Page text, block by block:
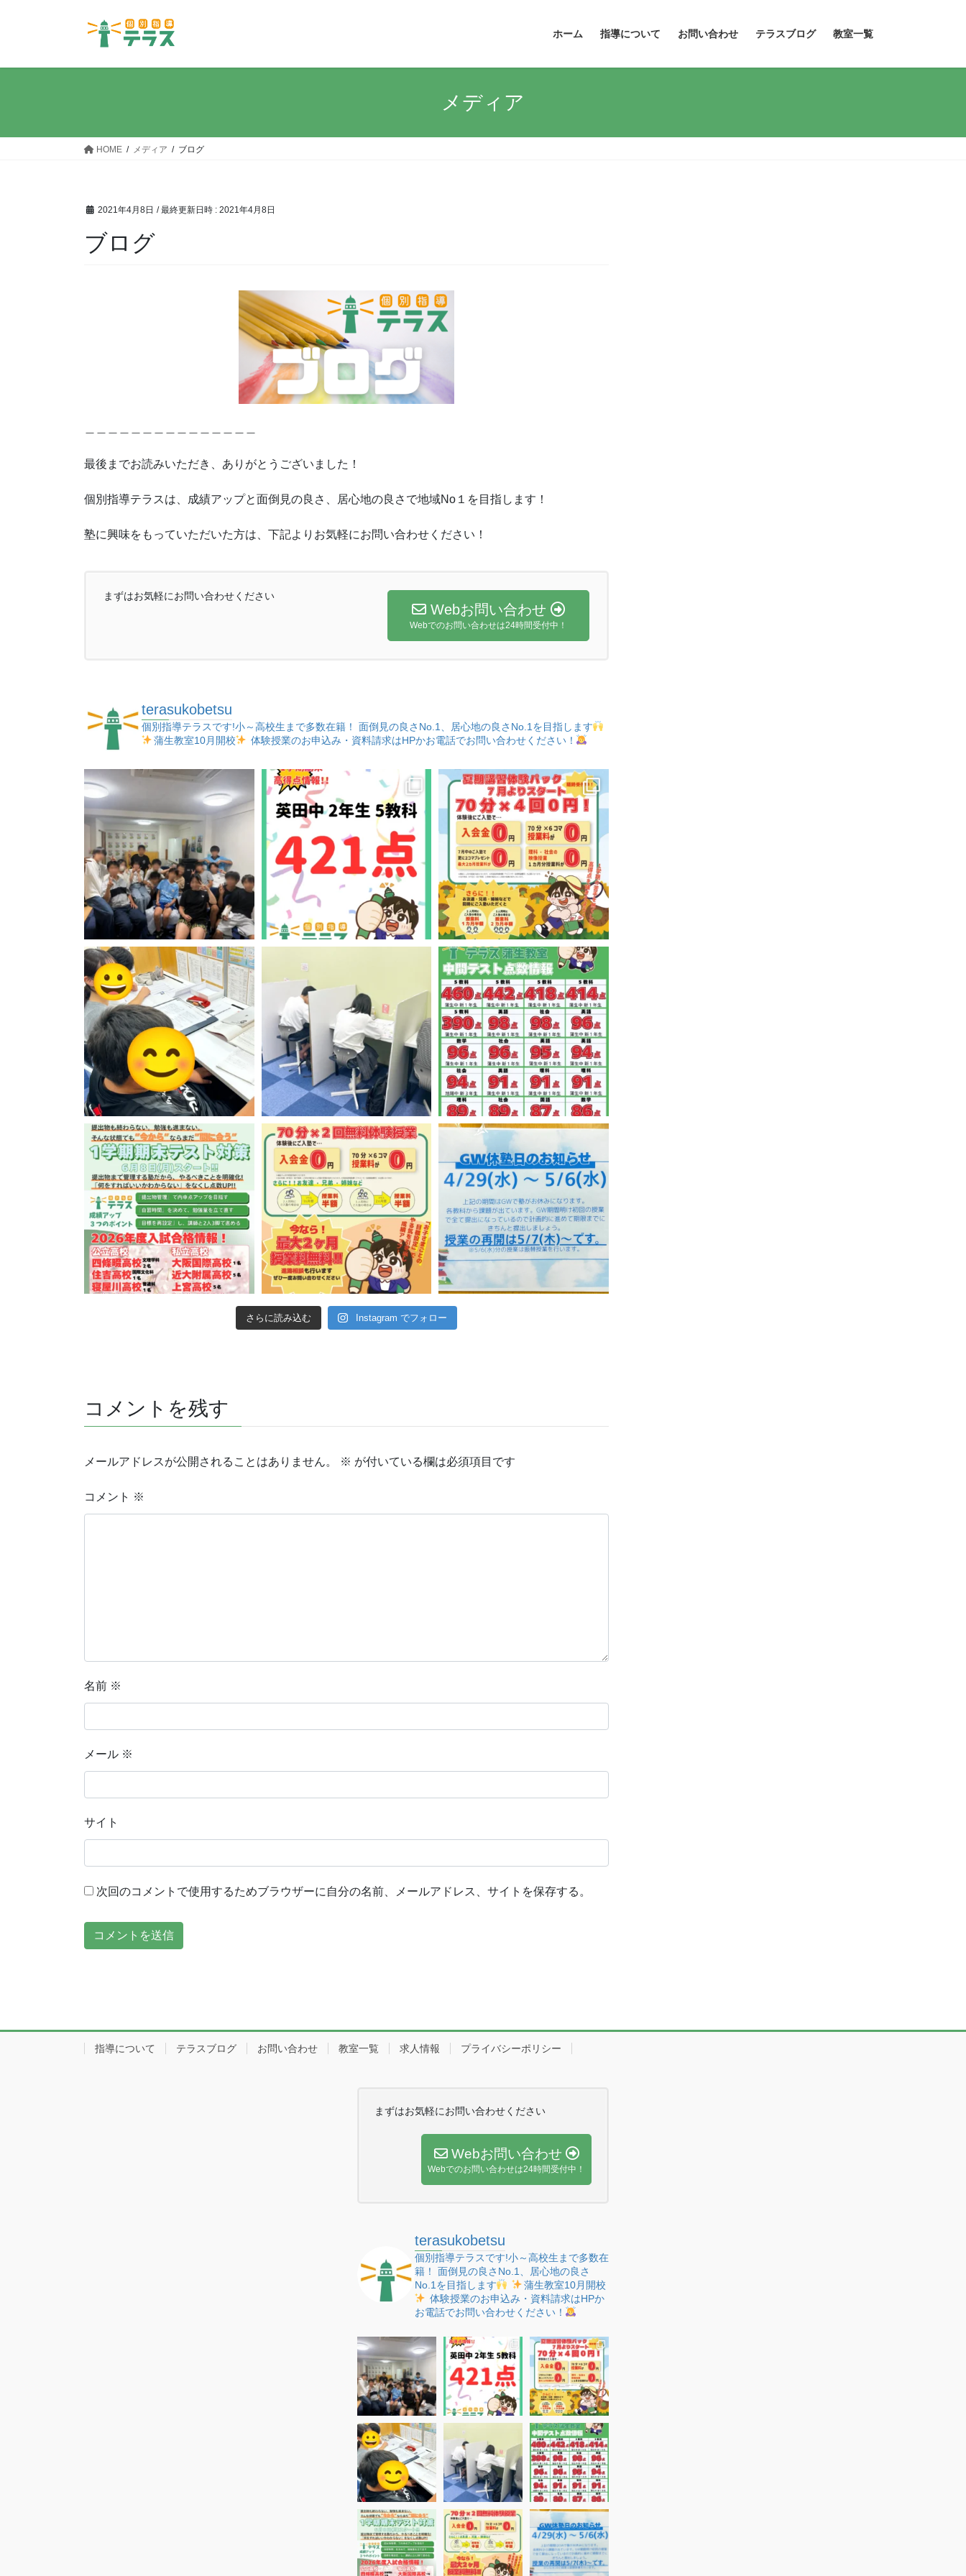
ホーム 指導について お問い合わせ テラスブログ 教室一覧
メディア
HOME メディア ブログ
2021年4月8日 / 最終更新日時 : 2021年4月8日
ブログ
最後までお読みいただき、ありがとうございました！
個別指導テラスは、成績アップと面倒見の良さ、居心地の良さで地域No１を目指します！
塾に興味をもっていただいた方は、下記よりお気軽にお問い合わせください！
まずはお気軽にお問い合わせください
Webお問い合わせ
Webでのお問い合わせは24時間受付中！
terasukobetsu
個別指導テラスです!小～高校生まで多数在籍！
面倒見の良さNo.1、居心地の良さNo.1を目指します
蒲生教室10月開校
体験授業のお申込み・資料請求はHPかお電話でお問い合わせください！
さらに読み込む Instagram でフォロー
コメントを残す
メールアドレスが公開されることはありません。 ※ が付いている欄は必須項目です
コメント ※
名前 ※
メール ※
サイト
次回のコメントで使用するためブラウザーに自分の名前、メールアドレス、サイトを保存する。
指導について テラスブログ お問い合わせ 教室一覧 求人情報 プライバシーポリシー
まずはお気軽にお問い合わせください
Webお問い合わせ
Webでのお問い合わせは24時間受付中！
terasukobetsu
個別指導テラスです!小～高校生まで多数在
籍！
面倒見の良さNo.1、居心地の良さ
No.1を目指します
蒲生教室10月開校
体験授業のお申込み・資料請求はHPか
お電話でお問い合わせください！